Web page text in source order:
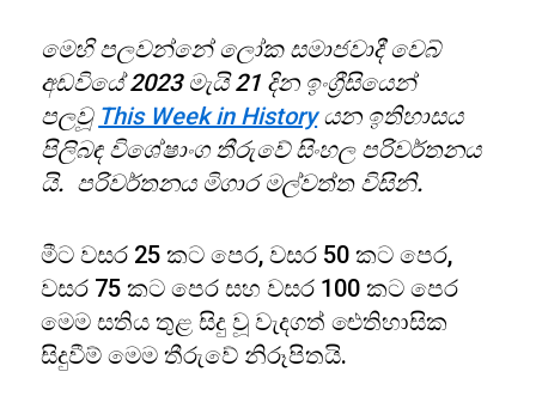
මෙහි පලවන්නේ ලෝක සමාජවාදී වෙබ්
අඩවියේ 2023 මැයි 21 දින ඉංග්‍රීසියෙන්
පලවූ This Week in Historyයන ඉතිහාසය
පිලිබඳ විශේෂාංග තීරුවේ සිංහල පරිවර්තනය
යි. පරිවර්තනය මිගාර මල්වත්ත විසිනි.
මීට වසර 25 කට පෙර, වසර 50 කට පෙර,
වසර 75 කට පෙර සහ වසර 100 කට පෙර
මෙම සතිය තුළ සිදු වූ වැදගත් ඓතිහාසික
සිදුවීම් මෙම තීරුවේ නිරූපිතයි.